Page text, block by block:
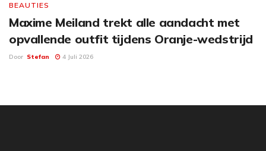
BEAUTIES
Maxime Meiland trekt alle aandacht met
opvallende outfit tijdens Oranje-wedstrijd
Door Stefan 4 Juli 2026